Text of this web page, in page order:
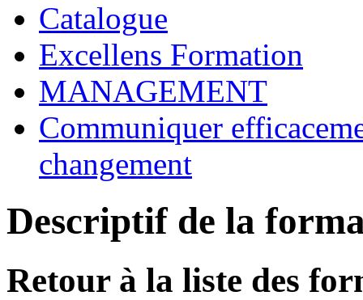
Catalogue
Excellens Formation
MANAGEMENT
Communiquer
changement
Descriptif de la
Retour à la liste des